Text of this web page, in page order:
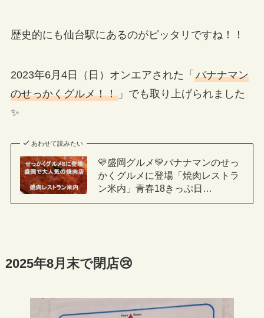
歴史的にも仙台駅にあるのがピッタリですね！！
2023年6月4日（日）オンエアされた「 バナナマン
のせっかくグルメ！！」でも取り上げられました
✨
あわせて読みたい
💛盛岡グルメ💛バナナマンのせっ
かくグルメに登場「焼肉レストラ
ン米内」青春18きっぷ日…
2025年8月末で閉店😢